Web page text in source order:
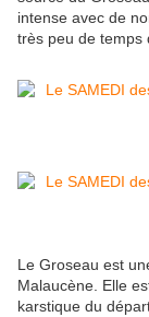
intense avec de
très peu de temps
Le Groseau est
Malaucène. Elle
karstique du